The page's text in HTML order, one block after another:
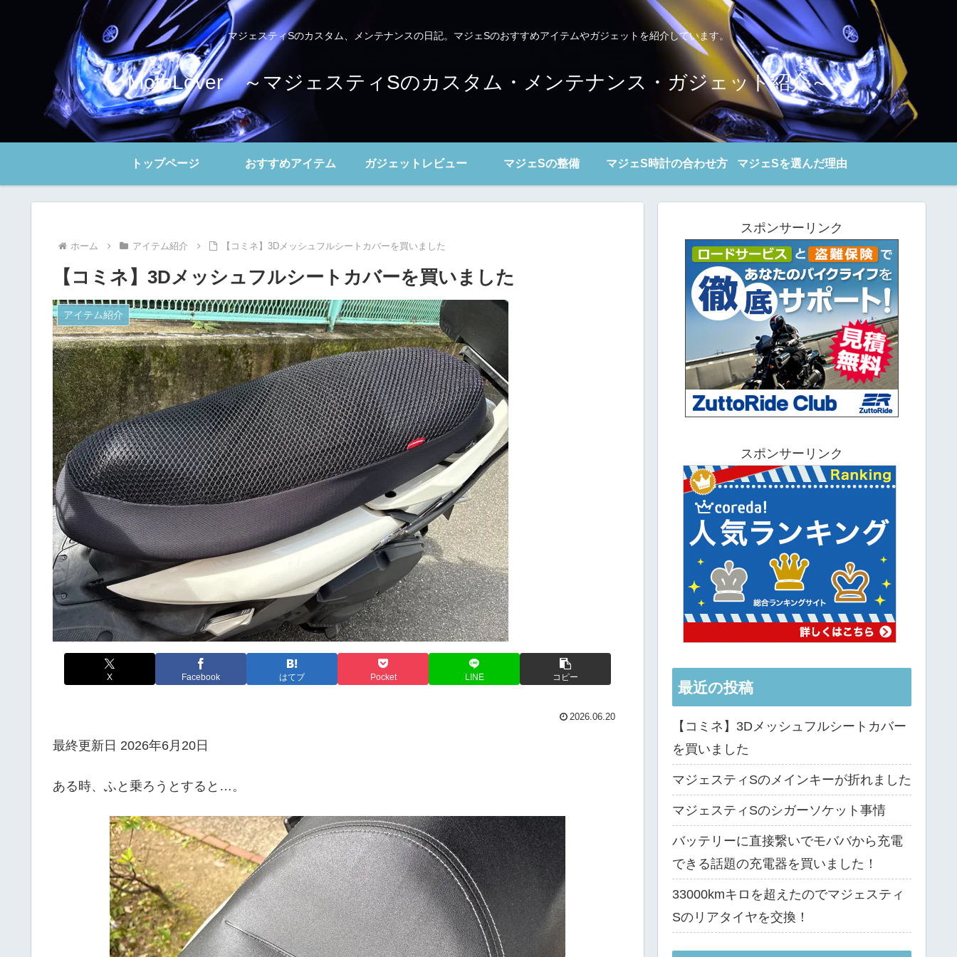
マジェスティSのカスタム、メンテナンスの日記。マジェSのおすすめアイテムやガジェットを紹介しています。
MotoLover ～マジェスティSのカスタム・メンテナンス・ガジェット紹介～
トップページ おすすめアイテム ガジェットレビュー マジェSの整備 マジェS時計の合わせ方 マジェSを選んだ理由
ホーム アイテム紹介 【コミネ】3Dメッシュフルシートカバーを買いました
【コミネ】3Dメッシュフルシートカバーを買いました
アイテム紹介
X Facebook はてブ Pocket LINE コピー
2026.06.20
最終更新日 2026年6月20日
ある時、ふと乗ろうとすると…。
スポンサーリンク
スポンサーリンク
最近の投稿
【コミネ】3Dメッシュフルシートカバー
を買いました
マジェスティSのメインキーが折れました
マジェスティSのシガーソケット事情
バッテリーに直接繋いでモババから充電
できる話題の充電器を買いました！
33000kmキロを超えたのでマジェスティ
Sのリアタイヤを交換！